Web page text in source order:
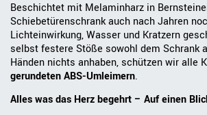
Beschichtet mit Melaminharz in
Schiebetürenschrank auch nach Jahren
Lichteinwirkung, Wasser und Kratzern
selbst festere Stöße sowohl dem Schrank
Händen nichts anhaben, schützen wir alle
gerundeten ABS-Umleimern.
Alles was das Herz begehrt – Auf einen